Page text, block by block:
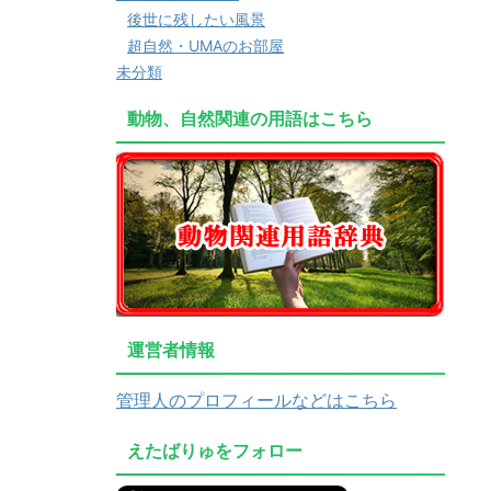
後世に残したい風景
超自然・UMAのお部屋
未分類
動物、自然関連の用語はこちら
運営者情報
管理人のプロフィールなどはこちら
えたばりゅをフォロー